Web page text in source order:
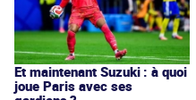
Et maintenant Suzuki : à quoi
joue Paris avec ses